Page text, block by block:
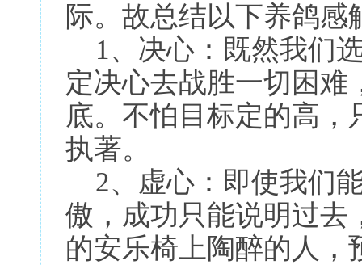
际。故总结以下养鸽感
1、决心：既然我们
定决心去战胜一切困难
底。不怕目标定的高
执著。
2、虚心：即使我们
傲，成功只能说明过去
的安乐椅上陶醉的人，